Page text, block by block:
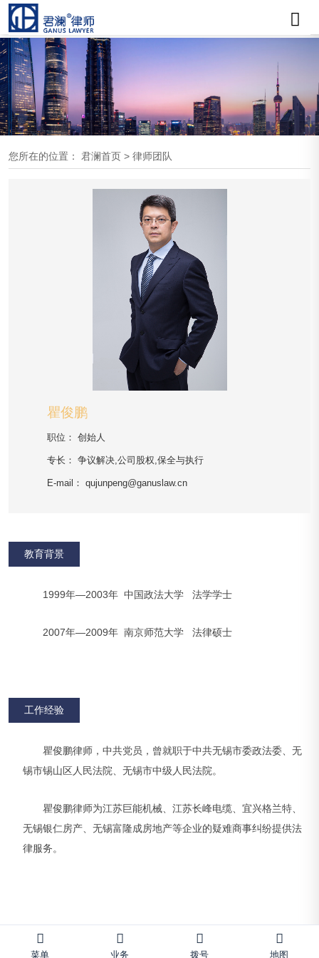
您所在的位置： 君澜首页 > 律师团队
瞿俊鹏
职位： 创始人
专长： 争议解决,公司股权,保全与执行
E-mail： qujunpeng@ganuslaw.cn
教育背景
1999年—2003年 中国政法大学 法学学士
2007年—2009年 南京师范大学 法律硕士
工作经验
瞿俊鹏律师，中共党员，曾就职于中共无锡市委政法委、无
锡市锡山区人民法院、无锡市中级人民法院。
瞿俊鹏律师为江苏巨能机械、江苏长峰电缆、宜兴格兰特、
无锡银仁房产、无锡富隆成房地产等企业的疑难商事纠纷提供法
律服务。
菜单 业务 拨号 地图